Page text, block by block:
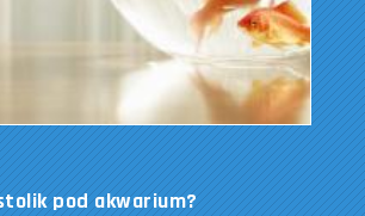
pod akwarium?